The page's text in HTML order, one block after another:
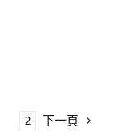
2 下一頁